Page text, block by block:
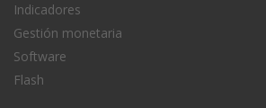
Indicadores
Gestión monetaria
Software
Flash